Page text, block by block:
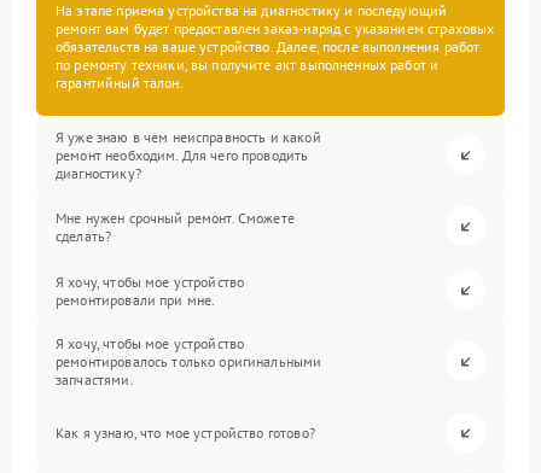
На этапе приема устройства на диагностику и последующий
ремонт вам будет предоставлен заказ-наряд с указанием страховых
обязательств на ваше устройство. Далее, после выполнения работ
по ремонту техники, вы получите акт выполненных работ и
гарантийный талон.
Я уже знаю в чем неисправность и какой
ремонт необходим. Для чего проводить
диагностику?
Мне нужен срочный ремонт. Сможете
сделать?
Я хочу, чтобы мое устройство
ремонтировали при мне.
Я хочу, чтобы мое устройство
ремонтировалось только оригинальными
запчастями.
Как я узнаю, что мое устройство готово?